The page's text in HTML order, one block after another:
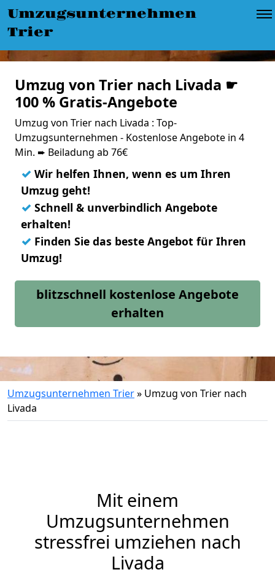
Umzugsunternehmen
Trier
Umzug von Trier nach Livada ☛
100 % Gratis-Angebote
Umzug von Trier nach Livada : Top-
Umzugsunternehmen - Kostenlose Angebote in 4
Min. ➨ Beiladung ab 76€
✓ Wir helfen Ihnen, wenn es um Ihren
Umzug geht!
✓ Schnell & unverbindlich Angebote
erhalten!
✓ Finden Sie das beste Angebot für Ihren
Umzug!
blitzschnell kostenlose Angebote
erhalten
Umzugsunternehmen Trier» Umzug von Trier nach
Livada
Mit einem
Umzugsunternehmen
stressfrei umziehen nach
Livada